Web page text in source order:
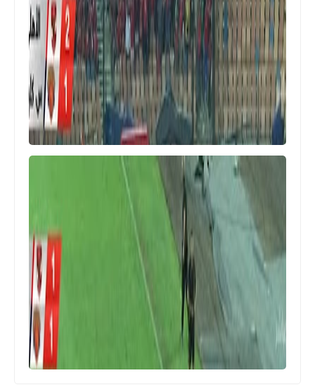
Egypt
ملخص مباراة مصر و اوزباكستان فى
اولمبياد باريس 1-0
Egypt
بالتردد .. نقل مباراة مصر و اسبانيا عبر
قناتين مفتوحتين على النايل سات مجانا